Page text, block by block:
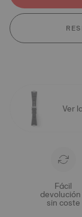
Ver
Fácil
sin coste